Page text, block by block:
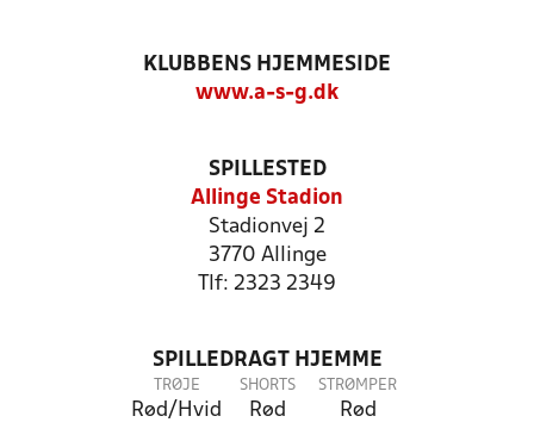
KLUBBENS HJEMMESIDE
www.a-s-g.dk
SPILLESTED
Allinge Stadion
Stadionvej 2
3770 Allinge
Tlf: 2323 2349
SPILLEDRAGT HJEMME
TRØJE
Rød/Hvid
SHORTS
Rød
STRØMPER
Rød